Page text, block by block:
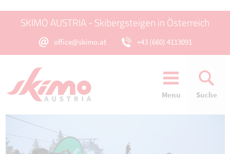
SKIMO AUSTRIA - Skibergsteigen in Österreich
office@skimo.at +43 (660) 4113091
Menu Suche